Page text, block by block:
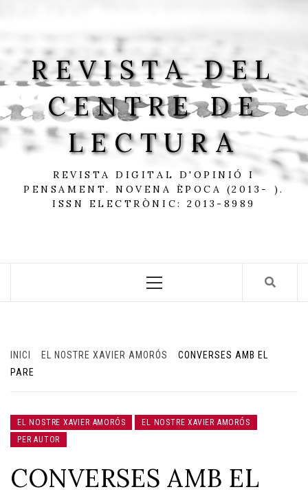
REVISTA DEL
CENTRE DE
LECTURA
REVISTA DIGITAL D'OPINIÓ I
PENSAMENT. NOVENA ÈPOCA (2013- ).
ISSN ELECTRÒNIC: 2013-8989
Menu
INICI EL NOSTRE XAVIER AMORÓS
CONVERSES AMB EL
PARE
EL NOSTRE XAVIER AMORÓS
EL NOSTRE XAVIER AMORÓS
PER AUTOR
CONVERSES AMB EL